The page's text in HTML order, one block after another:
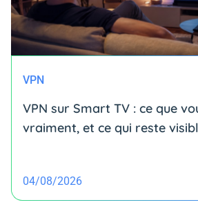
VPN
VPN sur Smart TV : ce que
vraiment, et ce qui reste
04/08/2026